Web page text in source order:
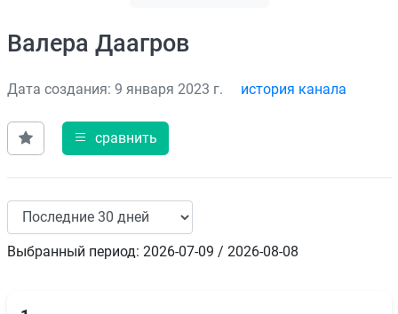
Валера Даагров
Дата создания: 9 января 2023 г. история канала
сравнить
Выбранный период: 2026-07-09 / 2026-08-08